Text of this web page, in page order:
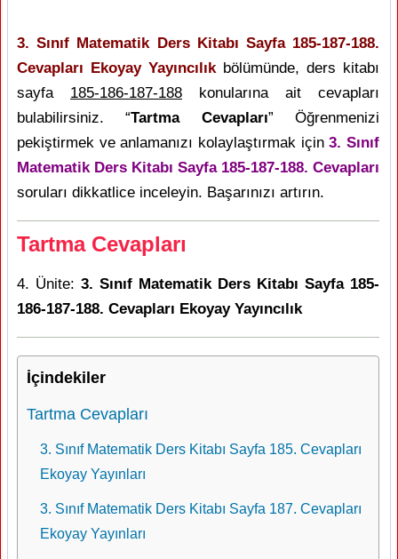
3. Sınıf Matematik Ders Kitabı Sayfa 185-187-188.
Cevapları Ekoyay Yayıncılıkbölümünde, ders kitabı
sayfa 185-186-187-188 konularına ait cevapları
bulabilirsiniz. “Tartma Cevapları” Öğrenmenizi
pekiştirmek ve anlamanızı kolaylaştırmak için3. Sınıf
Matematik Ders Kitabı Sayfa 185-187-188. Cevapları
soruları dikkatlice inceleyin. Başarınızı artırın.
Tartma Cevapları
4. Ünite: 3. Sınıf Matematik Ders Kitabı Sayfa 185-
186-187-188. Cevapları Ekoyay Yayıncılık
İçindekiler
Tartma Cevapları
3. Sınıf Matematik Ders Kitabı Sayfa 185. Cevapları
Ekoyay Yayınları
3. Sınıf Matematik Ders Kitabı Sayfa 187. Cevapları
Ekoyay Yayınları